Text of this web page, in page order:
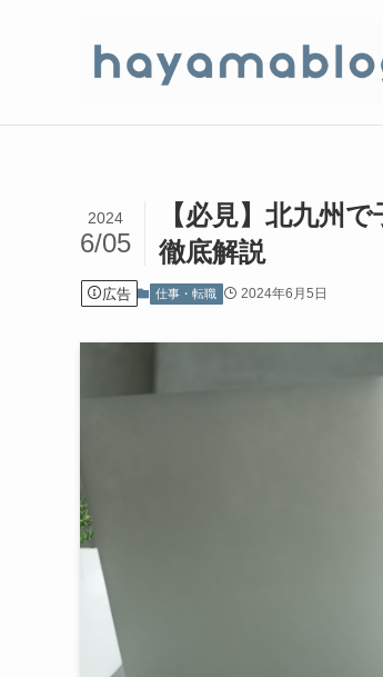
【必見】北九州
徹底解説
2024
6/05
広告 仕事・転職 2024年6月5日